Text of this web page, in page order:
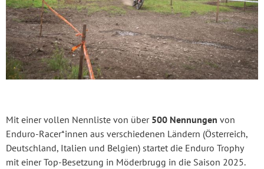
Mit einer vollen Nennliste von über 500 Nennungen von
Enduro-Racer*innen aus verschiedenen Ländern (Österreich,
Deutschland, Italien und Belgien) startet die Enduro Trophy
mit einer Top-Besetzung in Möderbrugg in die Saison 2025.